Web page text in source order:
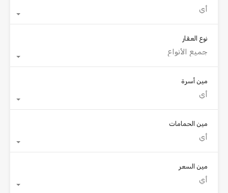
أي
نوع العقار
جميع الأنواع
مين أسرة
أي
مين الحمامات
أي
مين السعر
أي